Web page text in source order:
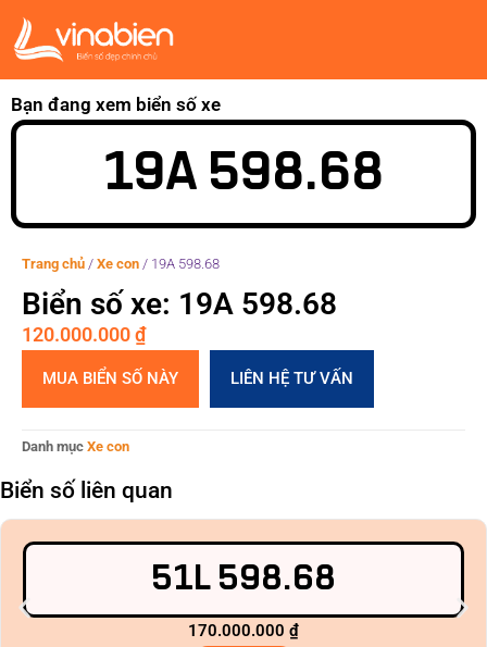
Bạn đang xem biển số xe
19A 598.68
Trang chủ / Xe con / 19A 598.68
Biển số xe: 19A 598.68
120.000.000₫
MUA BIỂN SỐ NÀY LIÊN HỆ TƯ VẤN
Danh mục Xe con
Biển số liên quan
51L 598.68
170.000.000 ₫